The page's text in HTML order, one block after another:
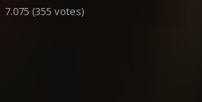
7.075 (355 votes)